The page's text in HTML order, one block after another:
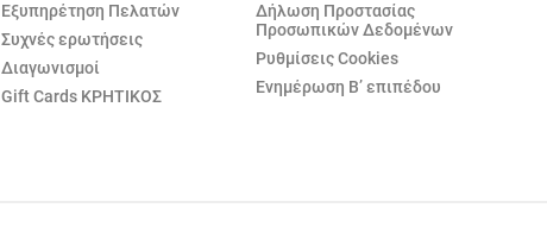
Εξυπηρέτηση Πελατών
Συχνές ερωτήσεις
Διαγωνισμοί
Gift Cards ΚΡΗΤΙΚΟΣ
Δήλωση Προστασίας
Προσωπικών Δεδομένων
Ρυθμίσεις Cookies
Ενημέρωση Β’ επιπέδου